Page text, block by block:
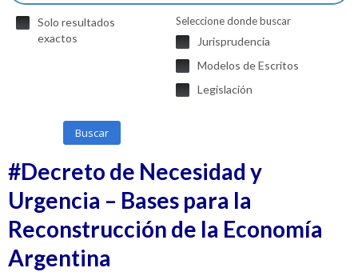
Solo resultados
exactos
Seleccione donde buscar
Jurisprudencia
Modelos de Escritos
Legislación
Buscar
#Decreto de Necesidad y
Urgencia – Bases para la
Reconstrucción de la Economía
Argentina